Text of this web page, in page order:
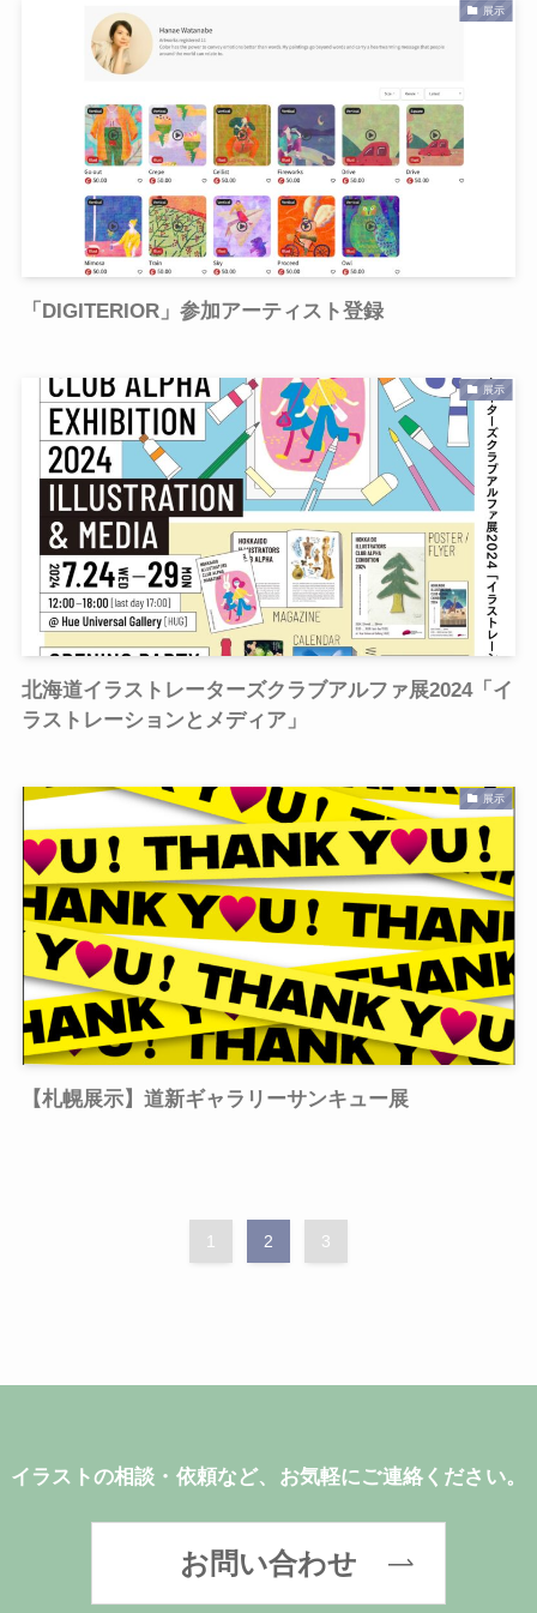
展示
「DIGITERIOR」参加アーティスト登録
展示
北海道イラストレーターズクラブアルファ展2024「イ
ラストレーションとメディア」
展示
【札幌展示】道新ギャラリーサンキュー展
1 2 3
イラストの相談・依頼など、お気軽にご連絡ください。
お問い合わせ